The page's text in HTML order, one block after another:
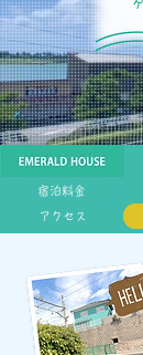
宿泊料金
アクセス